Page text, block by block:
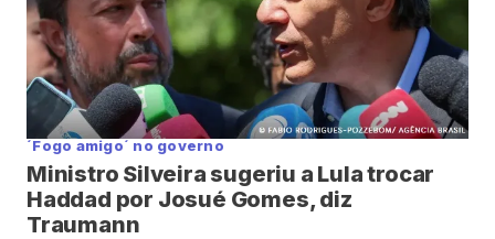
´Fogo amigo´ no governo
Ministro Silveira sugeriu a Lula trocar
Haddad por Josué Gomes, diz
Traumann